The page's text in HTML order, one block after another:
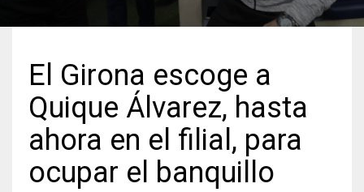
NYJ
El Girona escoge a
Quique Álvarez, hasta
ahora en el filial, para
ocupar el banquillo